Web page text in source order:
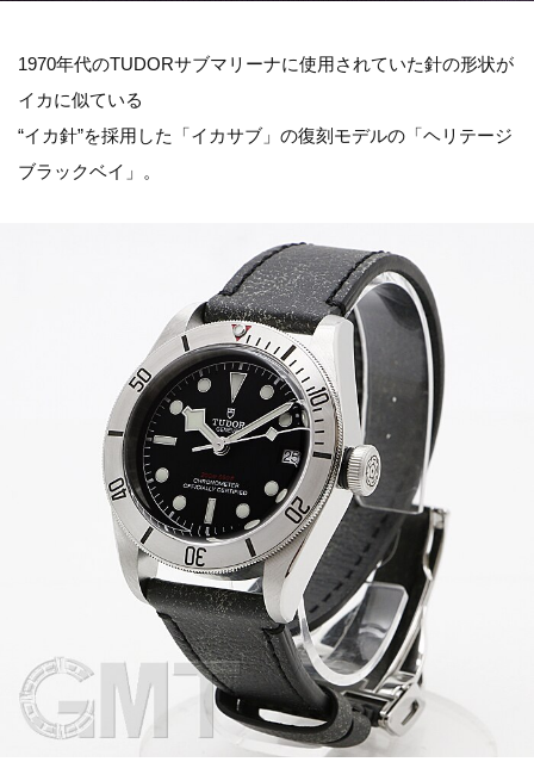
1970年代のTUDORサブマリーナに使用されていた針の形状が
イカに似ている
“イカ針”を採用した「イカサブ」の復刻モデルの「ヘリテージ
ブラックベイ」。